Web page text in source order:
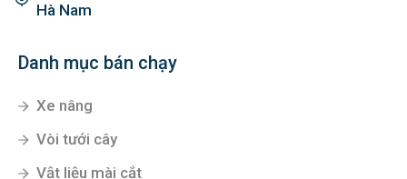
Hà Nam
Danh mục bán chạy
Xe nâng
Vòi tưới cây
Vật liệu mài cắt